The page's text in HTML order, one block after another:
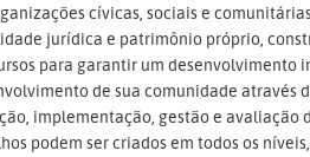
cívicas, sociais e
jurídica e patrimônio próprio,
para garantir um desenvolvimento
de sua comunidade através
implementação, gestão e avaliação
podem ser criados em todos os níveis,